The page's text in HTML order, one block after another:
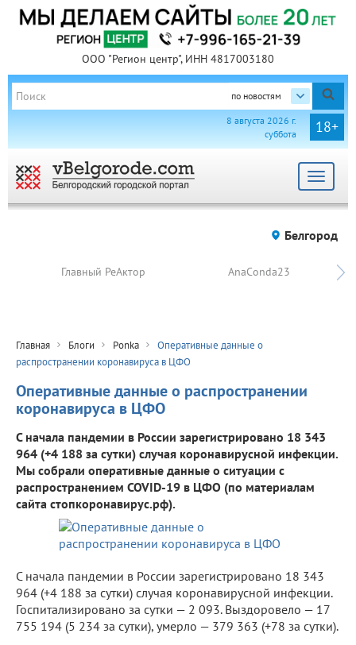
ООО "Регион центр", ИНН 4817003180
по новостям
18+
8 августа 2026 г.
суббота
Toggle
Белгород
Главный РеАктор AnaConda23
Главная Блоги Ponka
Оперативные данные о
распространении коронавируса в ЦФО
Оперативные данные о распространении
коронавируса в ЦФО
С начала пандемии в России зарегистрировано 18 343
964 (+4 188 за сутки) случая коронавирусной инфекции.
Мы собрали оперативные данные о ситуации с
распространением COVID-19 в ЦФО (по материалам
сайта стопкоронавирус.рф).
С начала пандемии в России зарегистрировано 18 343
964 (+4 188 за сутки) случая коронавирусной инфекции.
Госпитализировано за сутки — 2 093. Выздоровело — 17
755 194 (5 234 за сутки), умерло — 379 363 (+78 за сутки).